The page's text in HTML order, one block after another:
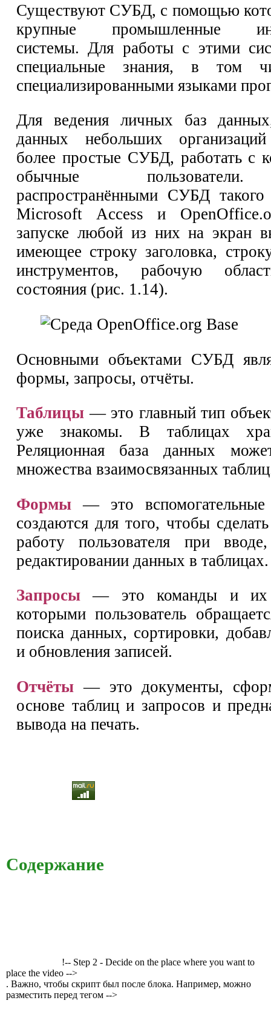
Существуют СУБД, с помощью
крупные промышленные
системы. Для работы с этими
специальные знания, в том
специализированными языками
Для ведения личных баз
данных небольших организаций
более простые СУБД, работать с
обычные
распространёнными СУБД такого
Microsoft Access и
запуске любой из них на экран
имеющее строку заголовка,
инструментов, рабочую
состояния (рис. 1.14).
Основными объектами СУБД
формы, запросы, отчёты.
Таблицы — это главный тип
уже знакомы. В таблицах
Реляционная база данных
множества взаимосвязанных
Формы — это
создаются для того, чтобы
работу пользователя при
редактировании данных в таблицах.
Запросы — это команды и их
которыми пользователь
поиска данных, сортировки,
и обновления записей.
Отчёты — это документы,
основе таблиц и запросов и
вывода на печать.
Содержание
!-- Step 2 - Decide on the place where you want to
place the video -->
. Важно, чтобы скрипт был после блока. Например, можно
разместить перед тегом -->